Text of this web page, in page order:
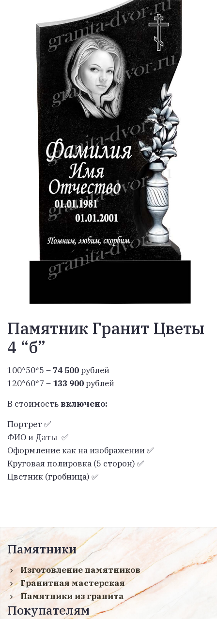
Памятник Гранит Цветы
4 “б”
100*50*5 –74 500рублей
120*60*7 – 133 900рублей
В стоимость включено:
Портрет ✅
ФИО и Даты ✅
Оформление как на изображении ✅
Круговая полировка (5 сторон) ✅
Цветник (гробница) ✅
Памятники
Изготовление памятников
Гранитная мастерская
Памятники из гранита
Покупателям